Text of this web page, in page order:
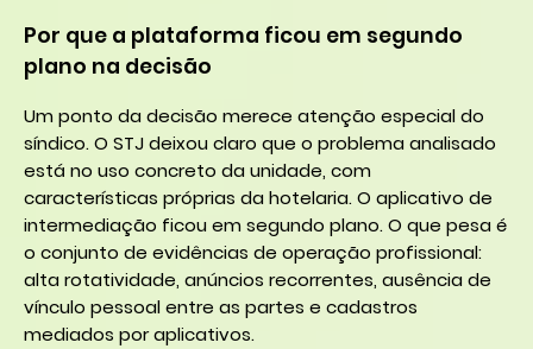
Por que a plataforma ficou em segundo
plano na decisão
Um ponto da decisão merece atenção especial do
síndico. O STJ deixou claro que o problema analisado
está no uso concreto da unidade, com
características próprias da hotelaria. O aplicativo de
intermediação ficou em segundo plano. O que pesa é
o conjunto de evidências de operação profissional:
alta rotatividade, anúncios recorrentes, ausência de
vínculo pessoal entre as partes e cadastros
mediados por aplicativos.